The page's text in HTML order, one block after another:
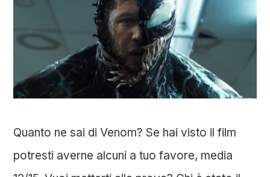
Quanto ne sai di Venom? Se hai visto il film
potresti averne alcuni a tuo favore, media